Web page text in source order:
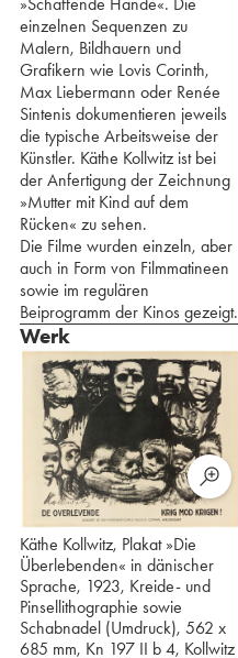
einzelnen Sequenzen zu
Malern, Bildhauern und
Grafikern wie Lovis Corinth,
Max Liebermann oder Renée
Sintenis dokumentieren jeweils
die typische Arbeitsweise der
Künstler. Käthe Kollwitz ist bei
der Anfertigung der Zeichnung
»Mutter mit Kind auf dem
Rücken« zu sehen.
⁢Die Filme wurden einzeln, aber
auch in Form von Filmmatineen
sowie im regulären
Beiprogramm der Kinos gezeigt.
Werk
Käthe Kollwitz, Plakat »Die
Überlebenden« in dänischer
Sprache, 1923, Kreide- und
Pinsellithographie sowie
Schabnadel (Umdruck), 562 x
685 mm, Kn 197 II b 4, Kollwitz